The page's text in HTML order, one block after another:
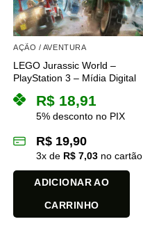
AÇÃO / AVENTURA
LEGO Jurassic World –
PlayStation 3 – Mídia Digital
R$ 18,91
5% desconto no PIX
R$ 19,90
3x de R$ 7,03 no cartão
ADICIONAR AO
CARRINHO